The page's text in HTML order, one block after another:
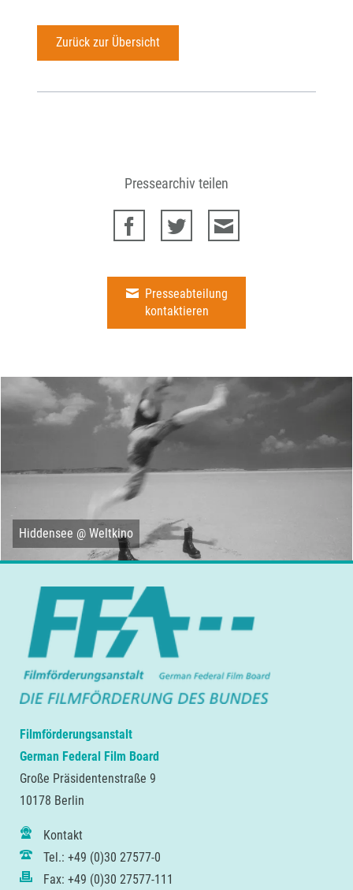
Zurück zur Übersicht
Pressearchiv teilen
Presseabteilung
kontaktieren
Hiddensee @ Weltkino
Filmförderungsanstalt
German Federal Film Board
Große Präsidentenstraße 9
10178 Berlin
Kontakt
Tel.: +49 (0)30 27577-0
Fax: +49 (0)30 27577-111